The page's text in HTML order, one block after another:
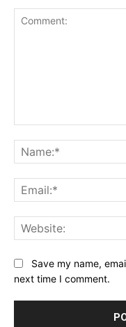
Save my name,
next time I comment.